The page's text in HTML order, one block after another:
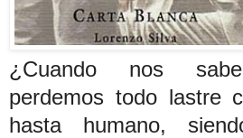
¿Cuando nos
perdemos todo lastre
hasta humano,